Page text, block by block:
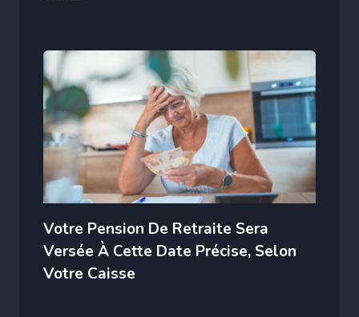
Votre Pension De Retraite Sera
Versée À Cette Date Précise, Selon
Votre Caisse